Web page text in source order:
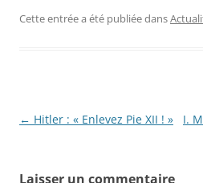
Cette entrée a été publiée dans
Navigation
← Hitler : « Enlevez Pie XII ! » I.
Laisser un commentaire